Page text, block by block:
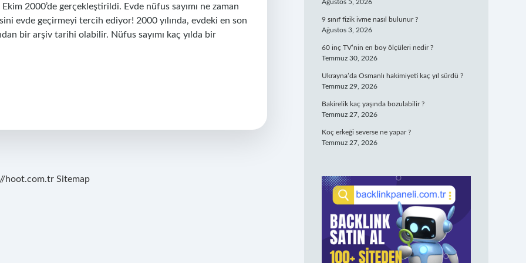
2000’de gerçekleştirildi. Evde nüfus sayımı ne zaman
evde geçirmeyi tercih ediyor! 2000 yılında, evdeki en son
bir arşiv tarihi olabilir. Nüfus sayımı kaç yılda bir
hoot.com.tr Sitemap
Ağustos 5, 2026
9 sınıf fizik ivme nasıl bulunur ?
Ağustos 3, 2026
60 inç TV’nin en boy ölçüleri nedir ?
Temmuz 30, 2026
Ukrayna’da Osmanlı hakimiyeti kaç yıl sürdü ?
Temmuz 29, 2026
Bakirelik kaç yaşında bozulabilir ?
Temmuz 27, 2026
Koç erkeği severse ne yapar ?
Temmuz 27, 2026